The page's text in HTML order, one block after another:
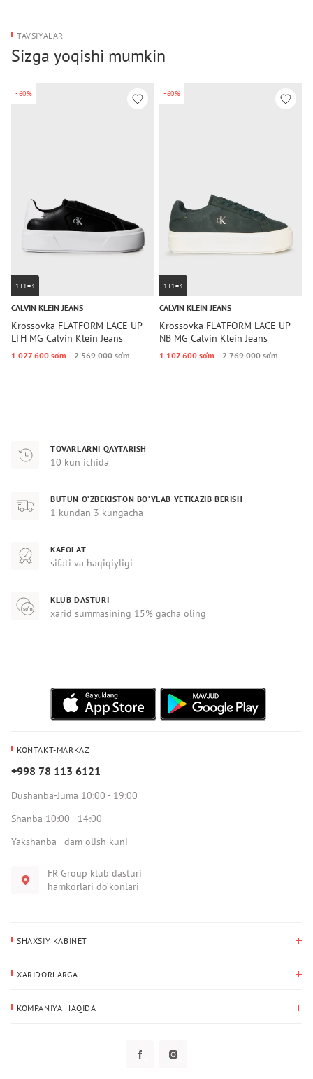
TAVSIYALAR
Sizga yoqishi mumkin
-60%
1+1=3
CALVIN KLEIN JEANS
Krossovka FLATFORM LACE UP
LTH MG Calvin Klein Jeans
1 027 600 so‘m 2 569 000 so‘m
-60%
1+1=3
CALVIN KLEIN JEANS
Krossovka FLATFORM LACE UP
NB MG Calvin Klein Jeans
1 107 600 so‘m 2 769 000 so‘m
TOVARLARNI QAYTARISH
10 kun ichida
BUTUN O‘ZBEKISTON BO‘YLAB YETKAZIB BERISH
1 kundan 3 kungacha
KAFOLAT
sifati va haqiqiyligi
KLUB DASTURI
xarid summasining 15% gacha oling
KONTAKT-MARKAZ
+998 78 113 6121
Dushanba-Juma 10:00 - 19:00
Shanba 10:00 - 14:00
Yakshanba - dam olish kuni
FR Group klub dasturi
hamkorlari do‘konlari
SHAXSIY KABINET
Yetkazib berish manzili
XARIDORLARGA
KOMPANIYA HAQIDA